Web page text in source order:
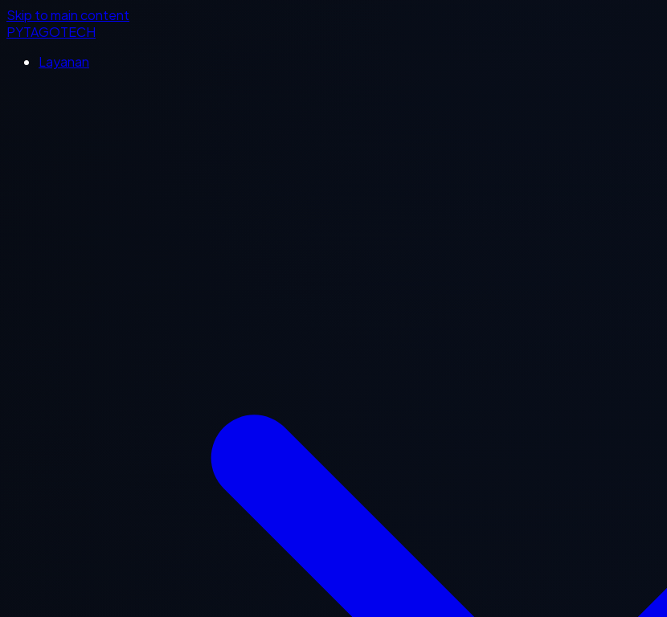
Skip to main content
PYTAGOTECH
Layanan